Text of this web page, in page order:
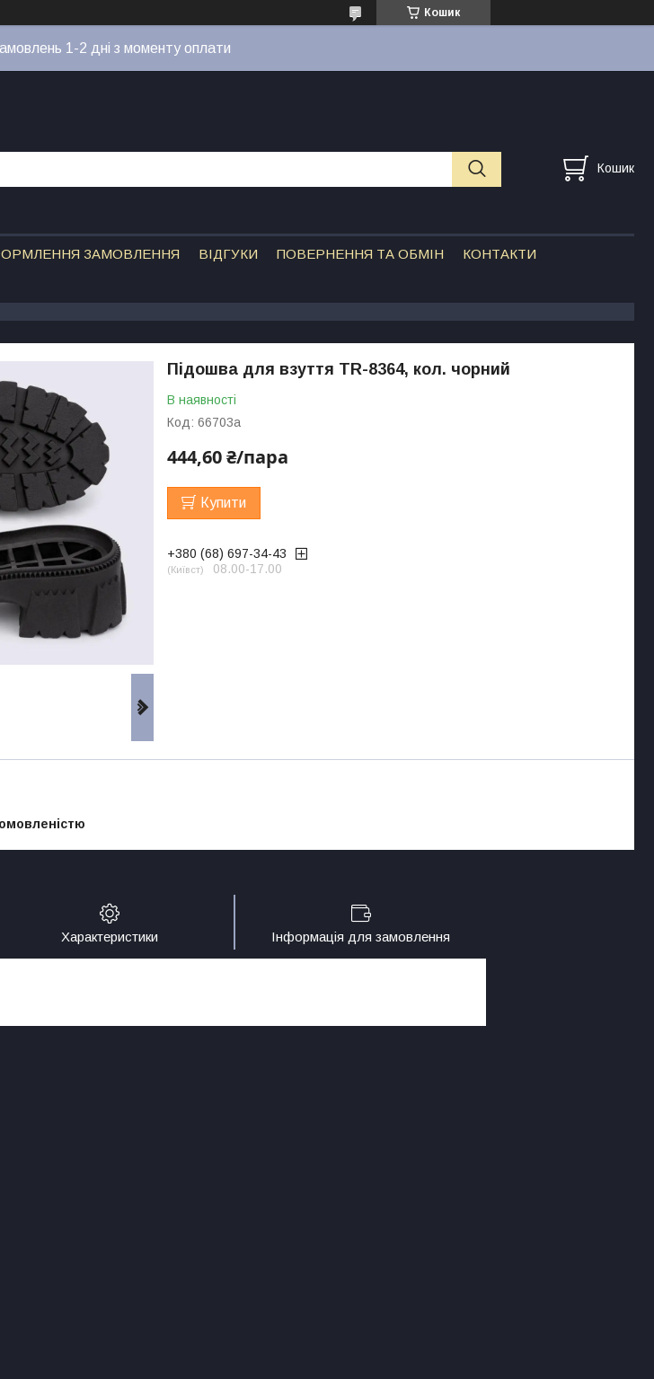
Кошик
1-2 дні з моменту оплати
Кошик
ЗАМОВЛЕННЯ ВІДГУКИ ПОВЕРНЕННЯ ТА ОБМІН КОНТАКТИ
Підошва для взуття TR-8364, кол. чорний
В наявності
Код: 66703а
444,60 ₴/пара
Купити
+380 (68) 697-34-43
Київст 08.00-17.00
Характеристики Інформація для замовлення